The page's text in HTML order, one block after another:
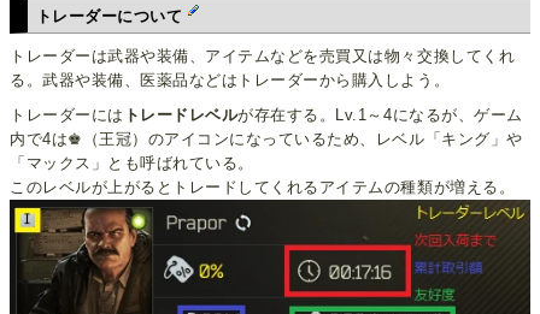
トレーダーについて
トレーダーは武器や装備、アイテムなどを売買又は物々交換してくれ
る。武器や装備、医薬品などはトレーダーから購入しよう。
トレーダーには トレードレベルが存在する。Lv.1～4になるが、ゲーム
内で4は♚（王冠）のアイコンになっているため、レベル「キング」や
「マックス」とも呼ばれている。
このレベルが上がるとトレードしてくれるアイテムの種類が増える。